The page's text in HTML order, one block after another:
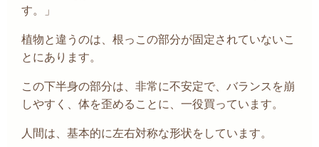
す。」
植物と違うのは、根っこの部分が固定されていないこ
とにあります。
この下半身の部分は、非常に不安定で、バランスを崩
しやすく、体を歪めることに、一役買っています。
人間は、基本的に左右対称な形状をしています。